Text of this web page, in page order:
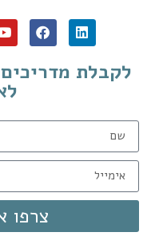
לקבלת
צרפו